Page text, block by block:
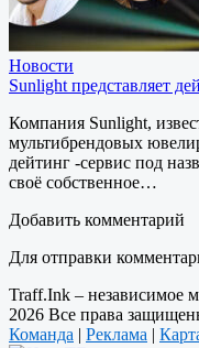
Новости
Sunlight представляет
Компания Sunlight,
мультибрендовых
дейтинг -сервис под
своё собственное…
Добавить комментарий
Для отправки
Traff.Ink – независимое
2026 Все права
Команда | Реклама |